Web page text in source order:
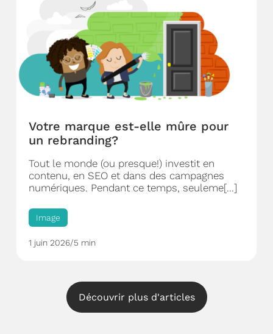
Votre marque est-elle mûre pour
un rebranding?
Tout le monde (ou presque!) investit en
contenu, en SEO et dans des campagnes
numériques. Pendant ce temps, seuleme[...]
Image
1 juin 2026/5 min
Découvrir plus d'articles